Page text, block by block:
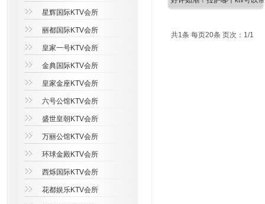
共1条 每页20条 页次：1/1
星辉国际KTV会所
丽都国际KTV会所
皇家一号KTV会所
金典国际KTV会所
皇家金座KTV会所
六号公馆KTV会所
盛世皇朝KTV会所
万丽公馆KTV会所
环球金殿KTV会所
西烁国际KTV会所
花都娱乐KTV会所